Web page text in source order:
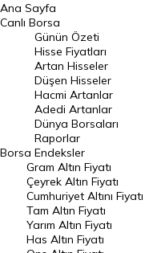
BIST 100 Hisseleri
En Çok Artan Hisseler
En Çok Düşen Hisseler
Hacmi Artanlar
Geçmiş Kapanışlar
Dünya Borsaları
Raporlar
Endeksler
DÖVİZ
Ana Sayfa
Canlı Borsa
Borsa
Günün Özeti
Hisse Fiyatları
Artan Hisseler
Düşen Hisseler
Hacmi Artanlar
Adedi Artanlar
Dünya Borsaları
Raporlar
Endeksler
Gram Altın Fiyatı
Çeyrek Altın Fiyatı
Cumhuriyet Altını Fiyatı
Tam Altın Fiyatı
Yarım Altın Fiyatı
Has Altın Fiyatı